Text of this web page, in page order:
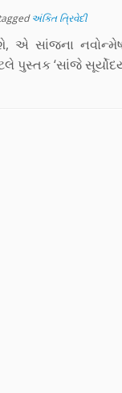
અંકિત ત્રિવેદી
એ સાંજના
‘સાંજે